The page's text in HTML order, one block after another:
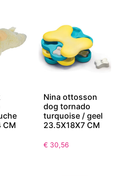
CM
Nina ottosson
dog tornado
turquoise / geel
23.5X18X7 CM
€ 30,56